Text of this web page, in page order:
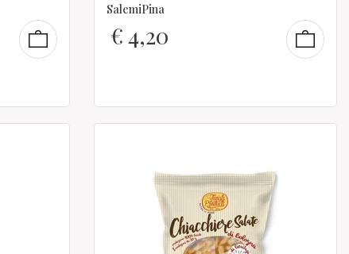
SalemiPina
€4,20